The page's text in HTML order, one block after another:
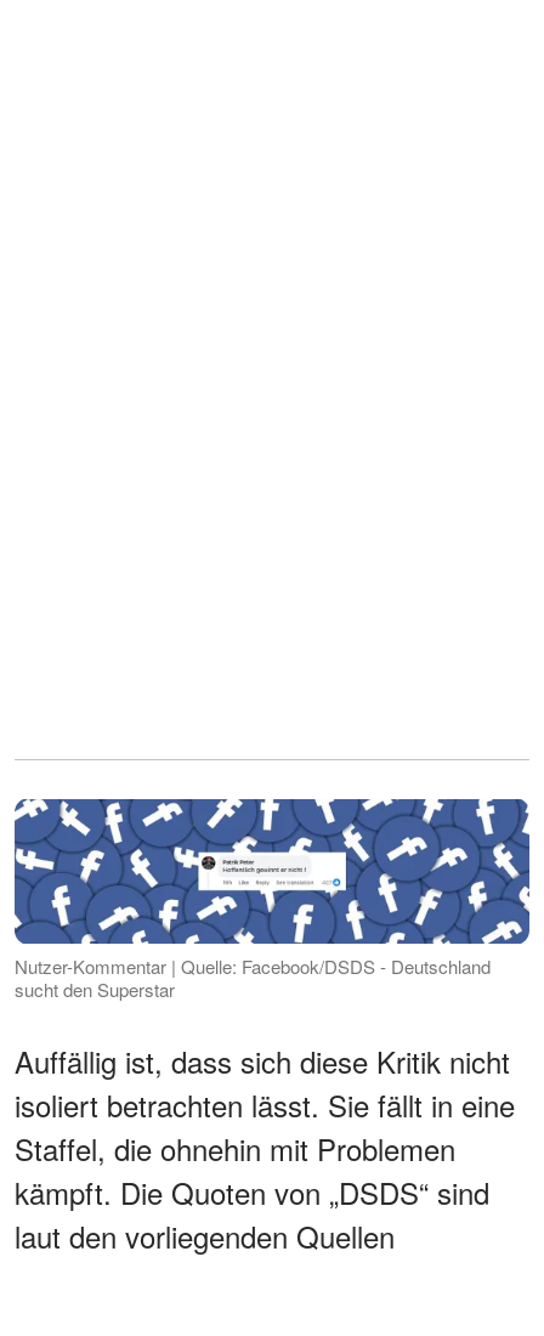
Nutzer-Kommentar | Quelle: Facebook/DSDS - Deutschland
sucht den Superstar
Auffällig ist, dass sich diese Kritik nicht
isoliert betrachten lässt. Sie fällt in eine
Staffel, die ohnehin mit Problemen
kämpft. Die Quoten von „DSDS“ sind
laut den vorliegenden Quellen